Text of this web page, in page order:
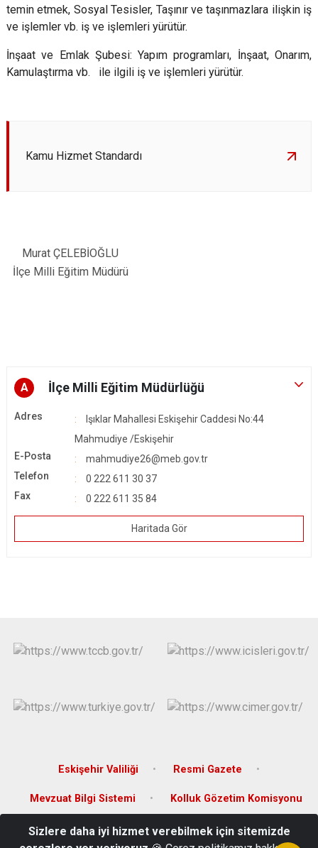
temin etmek, Sosyal Tesisler, Taşınır ve taşınmazlara ilişkin iş
ve işlemler vb. iş ve işlemleri yürütür.
İnşaat ve Emlak Şubesi: Yapım programları, İnşaat, Onarım,
Kamulaştırma vb. ile ilgili iş ve işlemleri yürütür.
Kamu Hizmet Standardı
Murat ÇELEBİOĞLU
İlçe Milli Eğitim Müdürü
A İlçe Milli Eğitim Müdürlüğü
Adres
Işıklar Mahallesi Eskişehir Caddesi No:44
Mahmudiye /Eskişehir
E-Posta
mahmudiye26@meb.gov.tr
Telefon
0 222 611 30 37
Fax
0 222 611 35 84
Haritada Gör
Eskişehir Valiliği Resmi Gazete
Mevzuat Bilgi Sistemi Kolluk Gözetim Komisyonu
Işıklar Mahallesi 18 Eylül Caddesi No: 43 Mahmudiye/Eskişehir
Sizlere daha iyi hizmet verebilmek için sitemizde